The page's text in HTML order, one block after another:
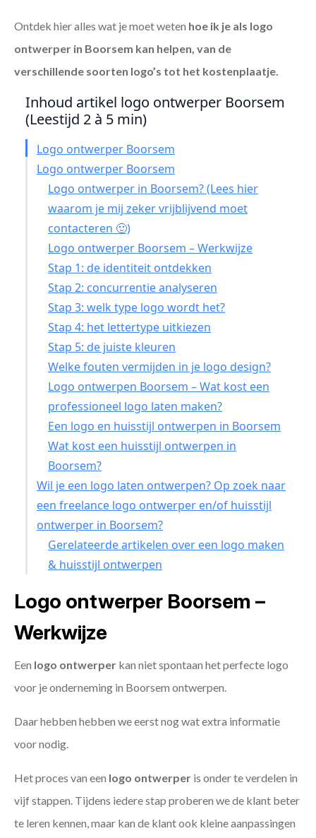
Ontdek hier alles wat je moet weten hoe ik je als logo
ontwerper in Boorsem kan helpen, van de
verschillende soorten logo’s tot het kostenplaatje.
Inhoud artikel logo ontwerper Boorsem
(Leestijd 2 à 5 min)
Logo ontwerper Boorsem
Logo ontwerper Boorsem
Logo ontwerper in Boorsem? (Lees hier
waarom je mij zeker vrijblijvend moet
contacteren 🙂)
Logo ontwerper Boorsem – Werkwijze
Stap 1: de identiteit ontdekken
Stap 2: concurrentie analyseren
Stap 3: welk type logo wordt het?
Stap 4: het lettertype uitkiezen
Stap 5: de juiste kleuren
Welke fouten vermijden in je logo design?
Logo ontwerpen Boorsem – Wat kost een
professioneel logo laten maken?
Een logo en huisstijl ontwerpen in Boorsem
Wat kost een huisstijl ontwerpen in
Boorsem?
Wil je een logo laten ontwerpen? Op zoek naar
een freelance logo ontwerper en/of huisstijl
ontwerper in Boorsem?
Gerelateerde artikelen over een logo maken
& huisstijl ontwerpen
Logo ontwerper Boorsem –
Werkwijze
Een logo ontwerper kan niet spontaan het perfecte logo
voor je onderneming in Boorsem ontwerpen.
Daar hebben hebben we eerst nog wat extra informatie
voor nodig.
Het proces van een logo ontwerper is onder te verdelen in
vijf stappen. Tijdens iedere stap proberen we de klant beter
te leren kennen, maar kan de klant ook kleine aanpassingen